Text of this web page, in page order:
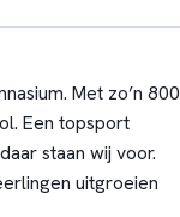
Met zo’n 800
Een topsport
staan wij voor.
uitgroeien